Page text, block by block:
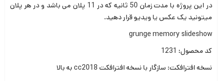
در این پروژه با مدت زمان 50 ثانیه که در 11 پلان می باشد و در هر پلان
میتونید یک عکس یا ویدیو قرار دهید.
grunge memory slideshow
کد محصول: 1231
نسخه افترافکت: سازگار با نسخه افترافکت cc2018 به بالا